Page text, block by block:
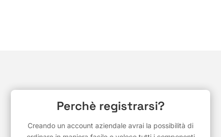
Perchè registrarsi?
Creando un account aziendale avrai la possibilità di